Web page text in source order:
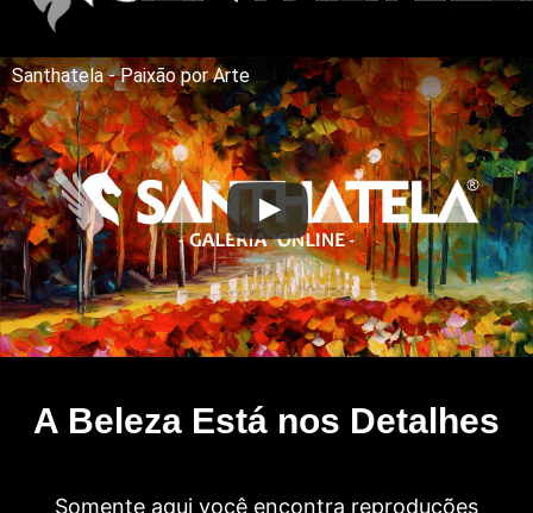
Santhatela - Paixão por Arte
A Beleza Está nos Detalhes
Somente aqui você encontra reproduções